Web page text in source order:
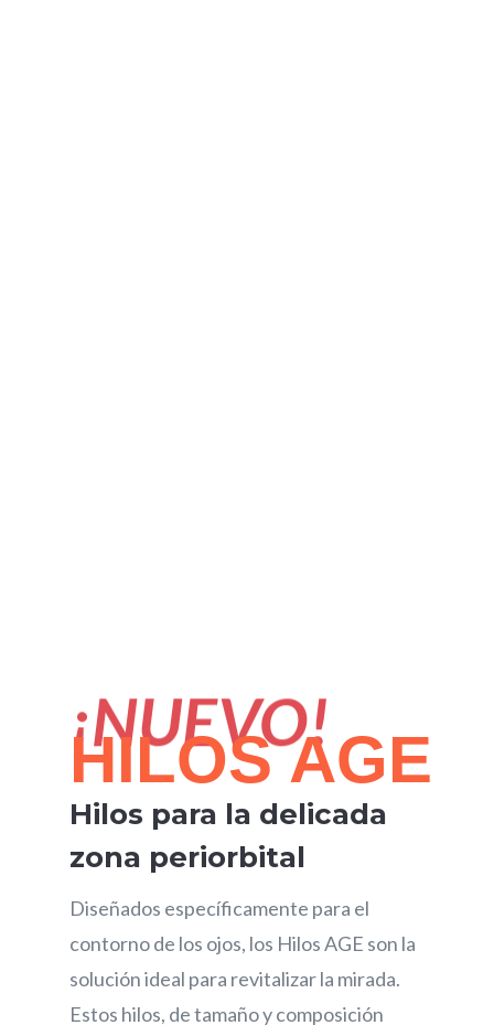
HILOS AGE
Hilos para la delicada
zona periorbital
Diseñados específicamente para el
contorno de los ojos, los Hilos AGE son la
solución ideal para revitalizar la mirada.
Estos hilos, de tamaño y composición